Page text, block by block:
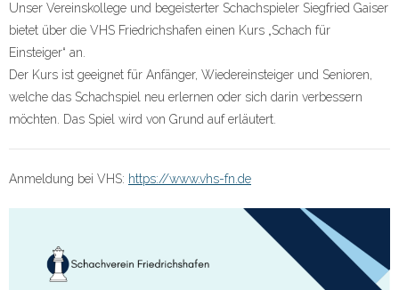
Unser Vereinskollege und begeisterter Schachspieler Siegfried Gaiser
bietet über die VHS Friedrichshafen einen Kurs „Schach für
Einsteiger“ an.
Der Kurs ist geeignet für Anfänger, Wiedereinsteiger und Senioren,
welche das Schachspiel neu erlernen oder sich darin verbessern
möchten. Das Spiel wird von Grund auf erläutert.
Anmeldung bei VHS: https://www.vhs-fn.de